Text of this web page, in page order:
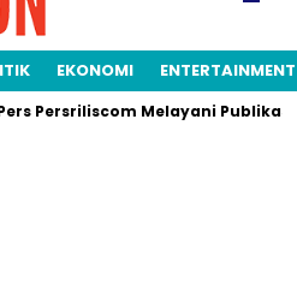
EKONOMI ENTERTAINMENT
Persriliscom Melayani